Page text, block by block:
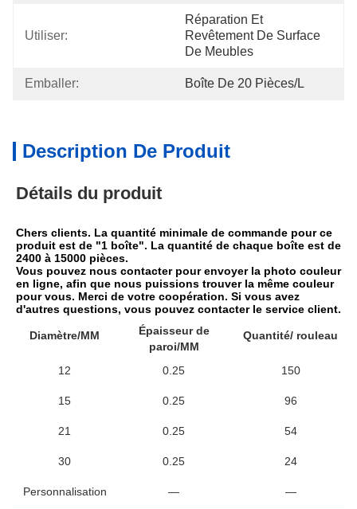
Utiliser:
Réparation Et
Revêtement De Surface
De Meubles
Emballer: Boîte De 20 Pièces/l
Description De Produit
Détails du produit
Chers clients. La quantité minimale de commande pour ce
produit est de "1 boîte". La quantité de chaque boîte est de
2400 à 15000 pièces.
Vous pouvez nous contacter pour envoyer la photo couleur
en ligne, afin que nous puissions trouver la même couleur
pour vous. Merci de votre coopération. Si vous avez
d'autres questions, vous pouvez contacter le service client.
Diamètre/MM
Épaisseur de
paroi/MM
Quantité/ rouleau
12 0.25 150
15 0.25 96
21 0.25 54
30 0.25 24
Personnalisation — —